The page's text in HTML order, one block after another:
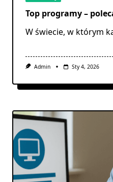
Top programy –
W świecie, w którym
Admin Sty 4, 2026